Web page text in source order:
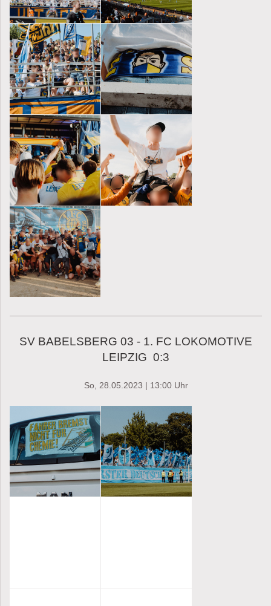
SV BABELSBERG 03 - 1. FC LOKOMOTIVE
LEIPZIG 0:3
So, 28.05.2023 | 13:00 Uhr